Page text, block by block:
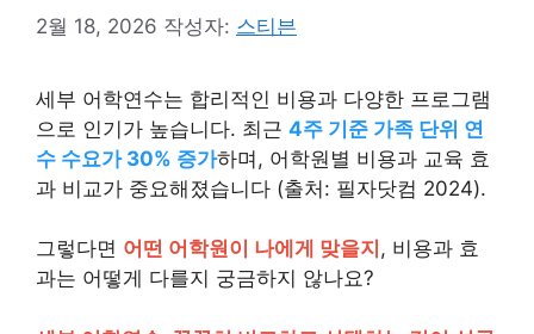
2월 18, 2026 작성자: 스티븐
세부 어학연수는 합리적인 비용과 다양한 프로그램
으로 인기가 높습니다. 최근 4주 기준 가족 단위 연
수 수요가 30% 증가하며, 어학원별 비용과 교육 효
과 비교가 중요해졌습니다 (출처: 필자닷컴 2024).
그렇다면 어떤 어학원이 나에게 맞을지 , 비용과 효
과는 어떻게 다를지 궁금하지 않나요?